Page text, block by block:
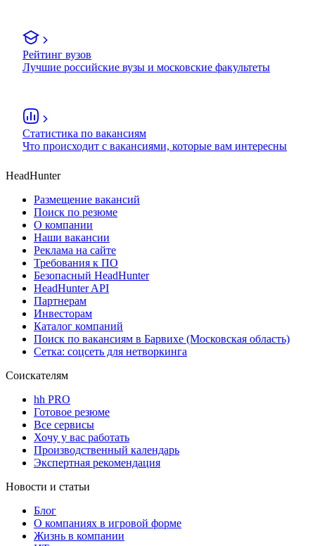
Рейтинг вузов
Лучшие российские вузы и московские факультеты
Статистика по вакансиям
Что происходит с вакансиями, которые вам интересны
HeadHunter
Размещение вакансий
Поиск по резюме
О компании
Наши вакансии
Реклама на сайте
Требования к ПО
Безопасный HeadHunter
HeadHunter API
Партнерам
Инвесторам
Каталог компаний
Поиск по вакансиям в Барвихе (Московская область)
Сетка: соцсеть для нетворкинга
Соискателям
hh PRO
Готовое резюме
Все сервисы
Хочу у вас работать
Производственный календарь
Экспертная рекомендация
Новости и статьи
Блог
О компаниях в игровой форме
Жизнь в компании